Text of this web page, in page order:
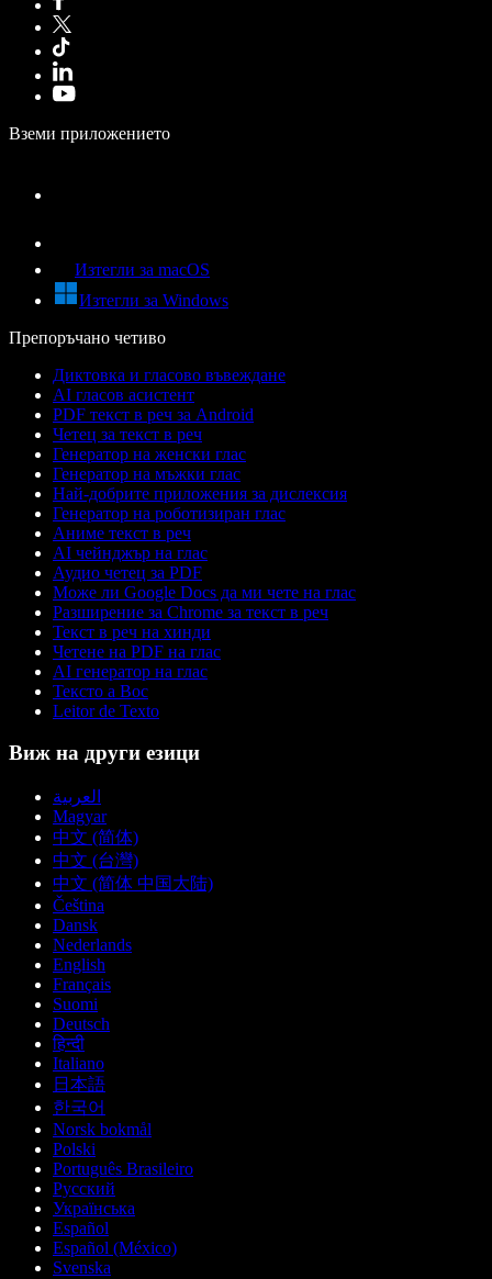
Вземи приложението
Изтегли за macOS
Изтегли за Windows
Препоръчано четиво
Диктовка и гласово въвеждане
AI гласов асистент
PDF текст в реч за Android
Четец за текст в реч
Генератор на женски глас
Генератор на мъжки глас
Най-добрите приложения за дислексия
Генератор на роботизиран глас
Аниме текст в реч
AI чейнджър на глас
Аудио четец за PDF
Може ли Google Docs да ми чете на глас
Разширение за Chrome за текст в реч
Текст в реч на хинди
Четене на PDF на глас
AI генератор на глас
Тексто а Вос
Leitor de Texto
Виж на други езици
العربية
Magyar
中文 (简体)
中文 (台灣)
中文 (简体 中国大陆)
Čeština
Dansk
Nederlands
English
Français
Suomi
Deutsch
हिन्दी
Italiano
日本語
한국어
Norsk bokmål
Polski
Português Brasileiro
Русский
Українська
Español
Español (México)
Svenska